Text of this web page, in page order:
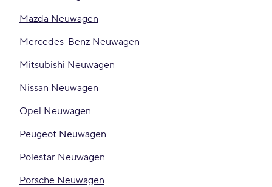
Mazda Neuwagen
Mercedes-Benz Neuwagen
Mitsubishi Neuwagen
Nissan Neuwagen
Opel Neuwagen
Peugeot Neuwagen
Polestar Neuwagen
Porsche Neuwagen